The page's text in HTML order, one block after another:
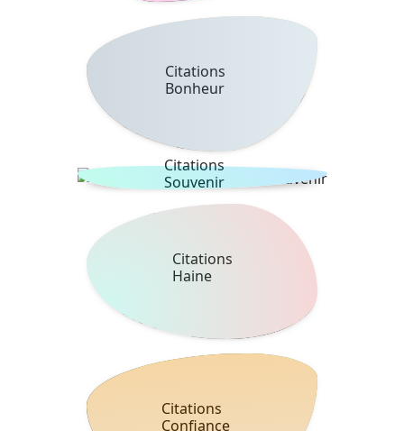
Citations
Bonheur
Citations
Souvenir
Citations
Haine
Citations
Confiance